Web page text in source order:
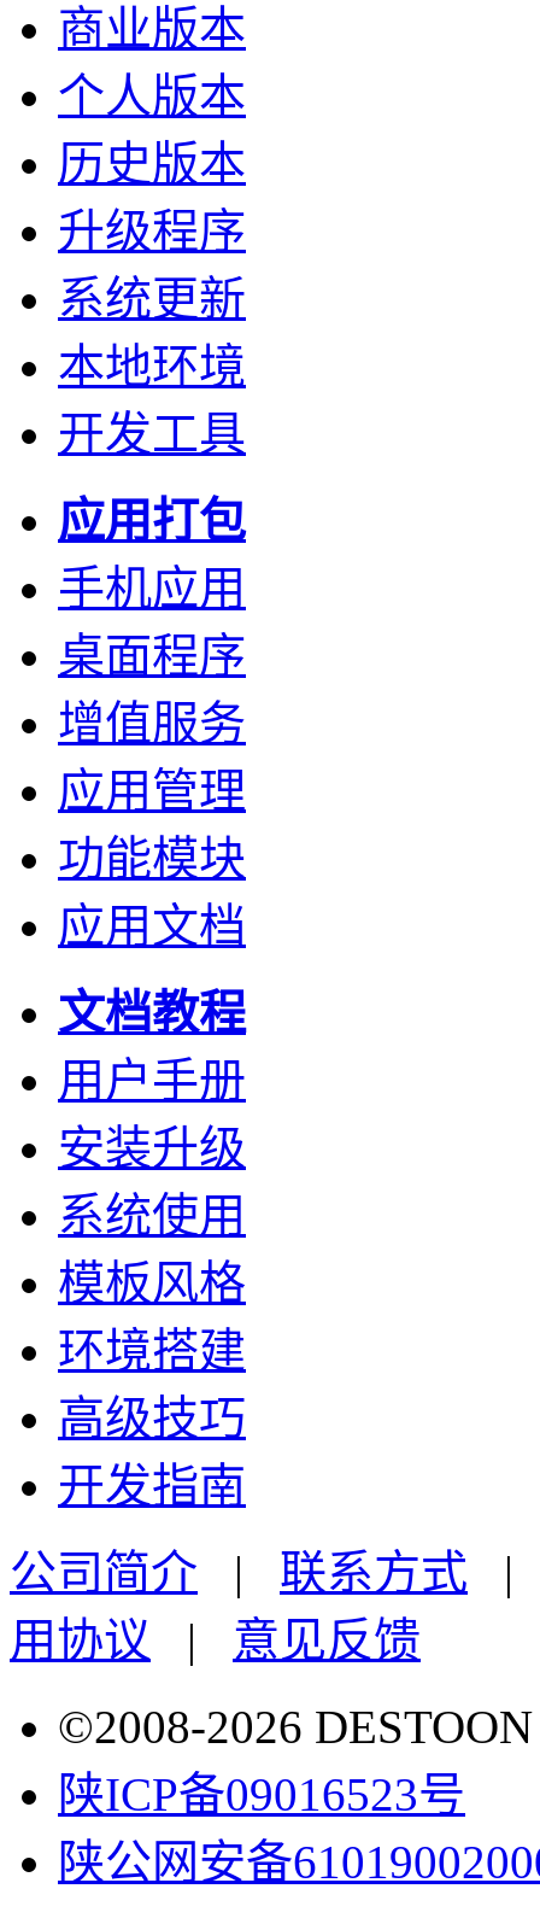
商业版本
个人版本
历史版本
升级程序
系统更新
本地环境
开发工具
应用打包
手机应用
桌面程序
增值服务
应用管理
功能模块
应用文档
文档教程
用户手册
安装升级
系统使用
模板风格
环境搭建
高级技巧
开发指南
公司简介 | 联系方式
用协议 | 意见反馈
©2008-2026
陕ICP备09016523号
陕公网安备